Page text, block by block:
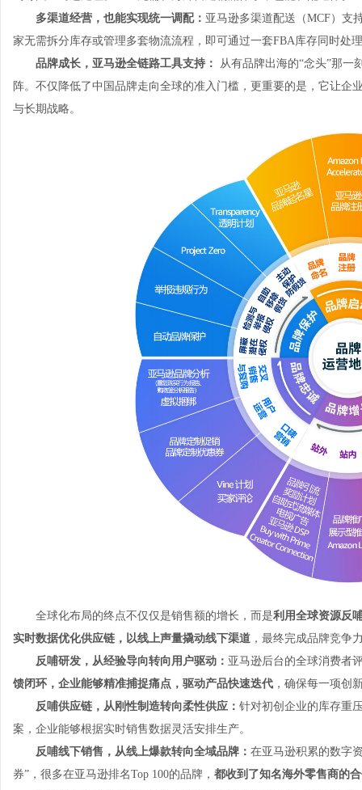
多渠道经营，也能实现统一调配： 亚马逊多渠道配送（MCF）支
家无需拆分库存或管理多套物流流程，即可通过一套FBA库存同时处
品牌成长，亚马逊全链路工具支持：
从有品牌出海的“念头”那一
阵。不仅降低了中国品牌走向全球的准入门槛，更重要的是，它让
与长期战略。
全球化布局的终点不仅仅是销售额的增长，而是利用全球资源反
实时数据优化供应链，以线上声量撬动线下渠道 ，最终完成品牌竞争
反哺研发，从经验导向转向用户驱动： 亚马逊后台的全球消费者
馈闭环，企业能够精准捕捉痛点，驱动产品快速迭代 ，确保每一项创
反哺供应链，从刚性制造转向柔性供应： 针对初创企业的库存重
案，企业能够根据实时销售数据灵活安排生产。
反哺线下销售，从线上爆款转向全域品牌： 在亚马逊积累的数字
券”，很多在亚马逊排名Top 100的品牌， 都收到了知名海外零售商的